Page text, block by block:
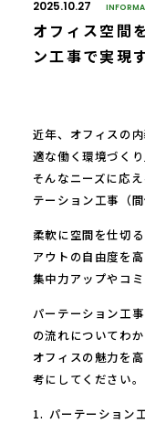
2025.10.27
オフィス空間
ン工事で実現
近年、オフィスの
適な働く環境づく
そんなニーズに応
テーション工事（
柔軟に空間を仕切
アウトの自由度を
集中力アップやコ
パーテーション工
の流れについてわ
オフィスの魅力を
考にしてください。
1. パーテーション